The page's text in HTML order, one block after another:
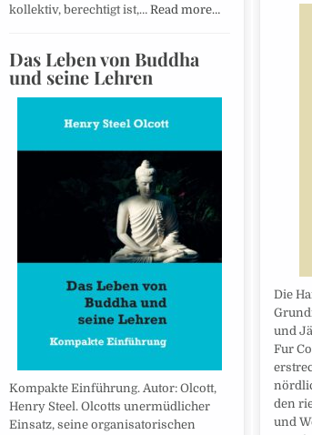
kollektiv, berechtigt ist,… Read more…
Das Leben von Buddha
und seine Lehren
Kompakte Einführung. Autor: Olcott,
Henry Steel. Olcotts unermüdlicher
Einsatz, seine organisatorischen
Die
und
Fur
den
und